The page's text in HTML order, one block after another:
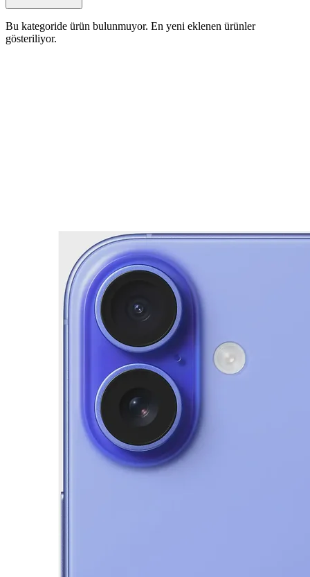
Bu kategoride ürün bulunmuyor. En yeni eklenen ürünler
gösteriliyor.